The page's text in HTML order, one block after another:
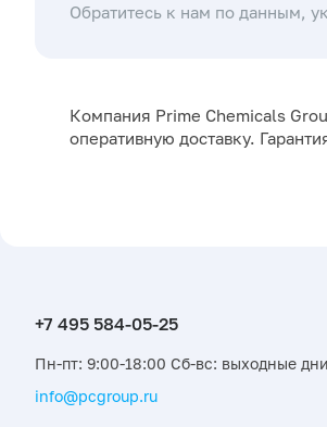
Обратитесь к нам по данным,
Компания Prime Chemicals
оперативную доставку.
Пн-пт: 9:00-18:00 Сб-вс: выходные дни
info@pcgroup.ru